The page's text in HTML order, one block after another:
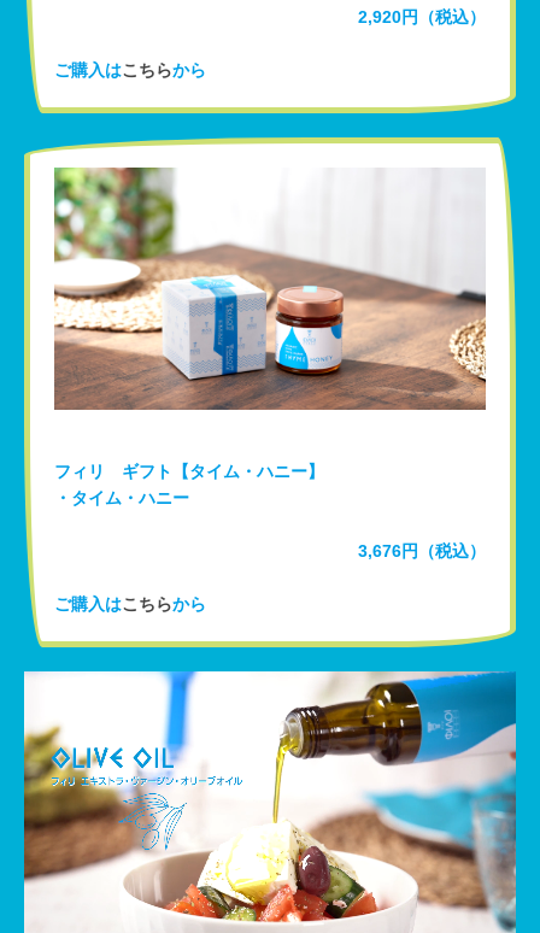
2,920円（税込）
ご購入はこちらから
フィリ ギフト【タイム・ハニー】
・タイム・ハニー
3,676円（税込）
ご購入はこちらから